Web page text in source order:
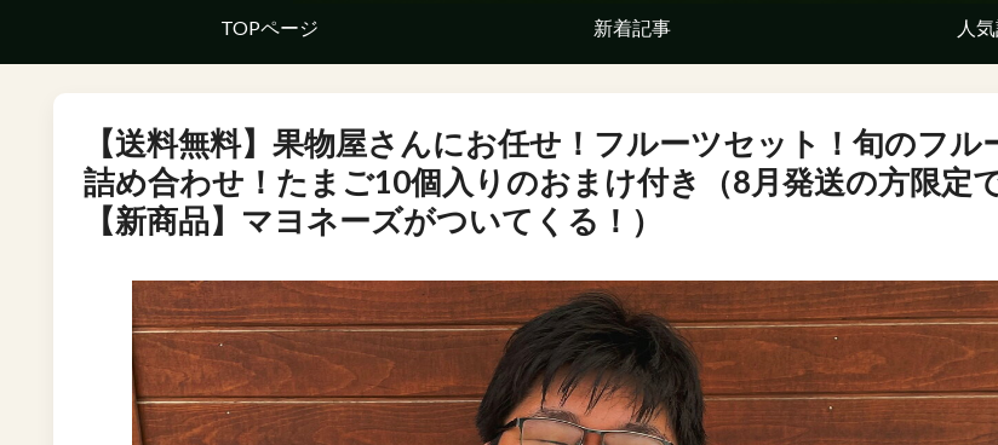
TOPページ 新着記事 人
【送料無料】果物屋さんにお任せ！フルーツセット！旬のフル
詰め合わせ！たまご10個入りのおまけ付き（8月発送の方限定
【新商品】マヨネーズがついてくる！）